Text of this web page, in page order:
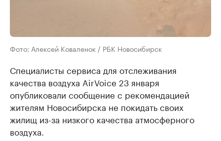
Фото: Алексей Коваленок / РБК Новосибирск
Специалисты сервиса для отслеживания
качества воздуха AirVoice 23 января
опубликовали сообщение с рекомендацией
жителям Новосибирска не покидать своих
жилищ из-за низкого качества атмосферного
воздуха.